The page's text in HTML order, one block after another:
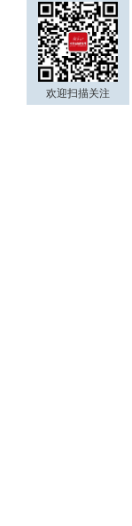
欢迎扫描关注